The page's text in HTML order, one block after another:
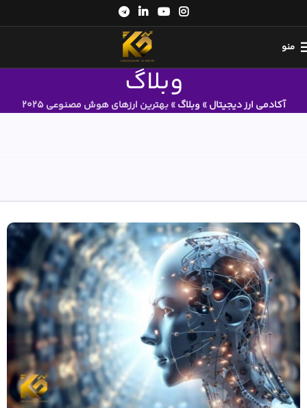
منو
وبلاگ
آکادمی ارز دیجیتال» وبلاگ»بهترین ارزهای هوش مصنوعی 2025